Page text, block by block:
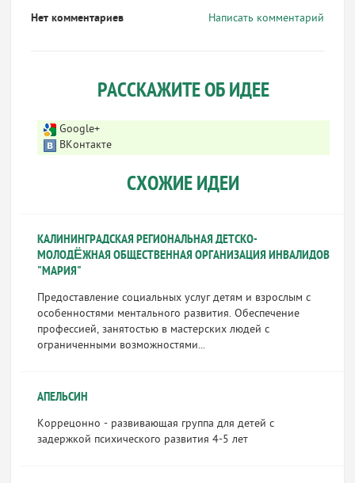
Написать комментарий
Нет комментариев
РАССКАЖИТЕ ОБ ИДЕЕ
Google+
ВКонтакте
СХОЖИЕ ИДЕИ
КАЛИНИНГРАДСКАЯ РЕГИОНАЛЬНАЯ ДЕТСКО-
МОЛОДЁЖНАЯ ОБЩЕСТВЕННАЯ ОРГАНИЗАЦИЯ ИНВАЛИДОВ
"МАРИЯ"
Предоставление социальных услуг детям и взрослым с
особенностями ментального развития. Обеспечение
профессией, занятостью в мастерских людей с
ограниченными возможностями...
АПЕЛЬСИН
Коррецонно - развивающая группа для детей с
задержкой психического развития 4-5 лет